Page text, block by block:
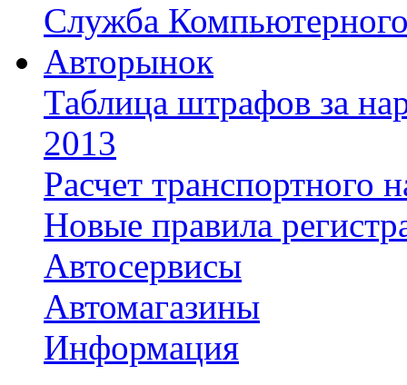
Служба
Авторынок
Таблица штрафов за
2013
Расчет транспортного
Новые правила
Автосервисы
Автомагазины
Информация